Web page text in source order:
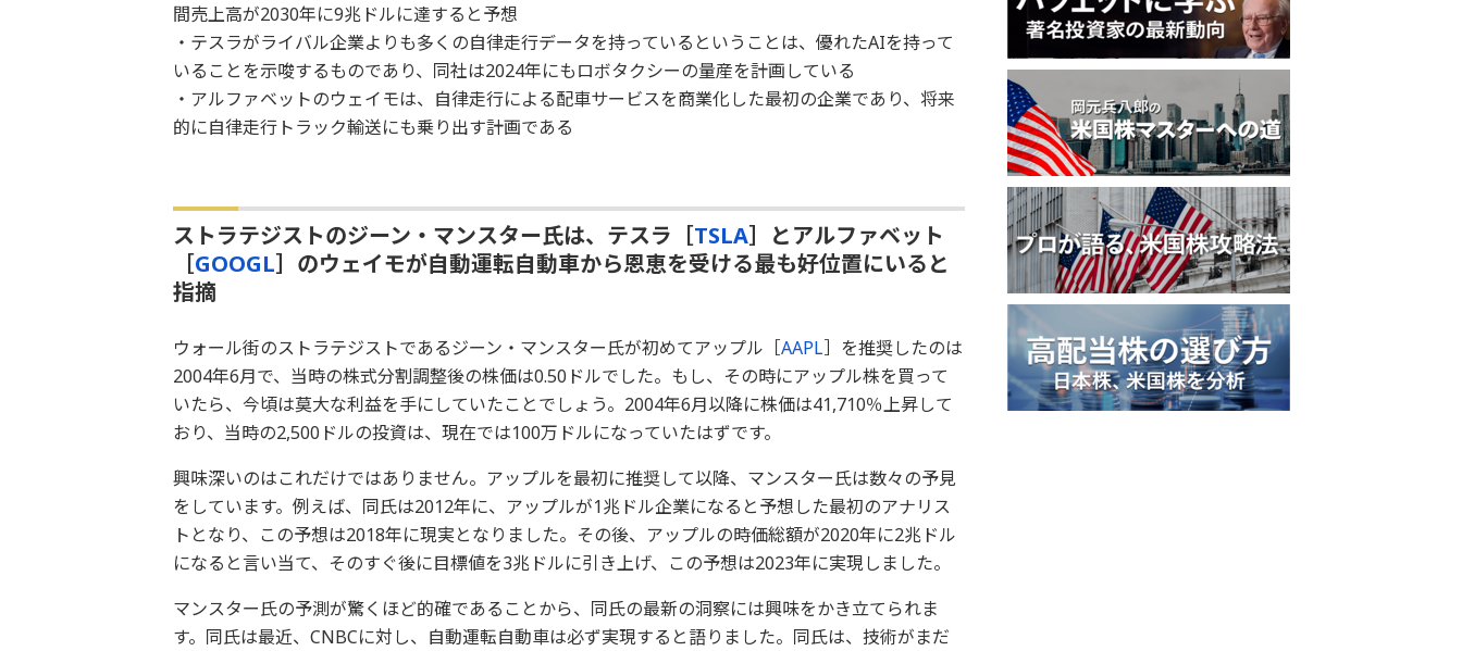
間売上高が2030年に9兆ドルに達すると予想
・テスラがライバル企業よりも多くの自律走行データを持っているということは、優れたAIを持って
いることを示唆するものであり、同社は2024年にもロボタクシーの量産を計画している
・アルファベットのウェイモは、自律走行による配車サービスを商業化した最初の企業であり、将来
的に自律走行トラック輸送にも乗り出す計画である
ストラテジストのジーン・マンスター氏は、テスラ［TSLA］とアルファベット
［GOOGL］のウェイモが自動運転自動車から恩恵を受ける最も好位置にいると
指摘
ウォール街のストラテジストであるジーン・マンスター氏が初めてアップル［AAPL］を推奨したのは
2004年6月で、当時の株式分割調整後の株価は0.50ドルでした。もし、その時にアップル株を買って
いたら、今頃は莫大な利益を手にしていたことでしょう。2004年6月以降に株価は41,710％上昇して
おり、当時の2,500ドルの投資は、現在では100万ドルになっていたはずです。
興味深いのはこれだけではありません。アップルを最初に推奨して以降、マンスター氏は数々の予見
をしています。例えば、同氏は2012年に、アップルが1兆ドル企業になると予想した最初のアナリス
トとなり、この予想は2018年に現実となりました。その後、アップルの時価総額が2020年に2兆ドル
になると言い当て、そのすぐ後に目標値を3兆ドルに引き上げ、この予想は2023年に実現しました。
マンスター氏の予測が驚くほど的確であることから、同氏の最新の洞察には興味をかき立てられま
す。同氏は最近、CNBCに対し、自動運転自動車は必ず実現すると語りました。同氏は、技術がまだ